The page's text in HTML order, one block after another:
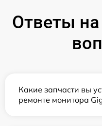
Ответы
Какие запчасти вы
ремонте монитора